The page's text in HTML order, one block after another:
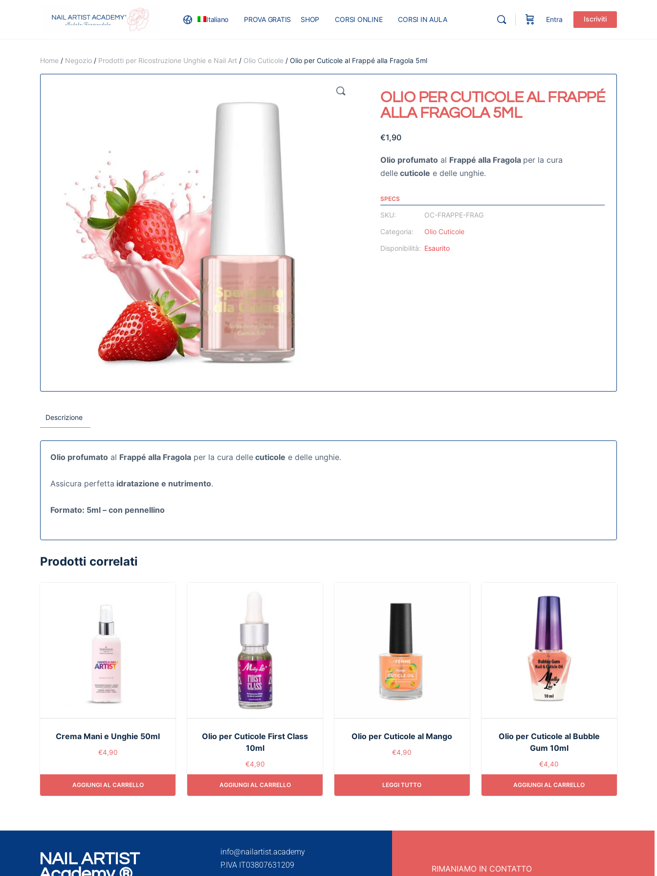
Italiano PROVA GRATIS SHOP CORSI ONLINE CORSI IN AULA
RECENSIONI MASTER BLOG
Entra Iscriviti
Home / Negozio / Prodotti per Ricostruzione Unghie e Nail Art / Olio Cuticole / Olio per Cuticole al Frappé alla Fragola 5ml
🔍
OLIO PER CUTICOLE AL FRAPPÉ
ALLA FRAGOLA 5ML
€1,90
Olio profumato al Frappé alla Fragola per la cura
delle cuticole e delle unghie.
SPECS
SKU:
OC-FRAPPE-FRAG
Categoria:
Olio Cuticole
Disponibilità: Esaurito
Descrizione
Olio profumato al Frappé alla Fragola per la cura delle cuticole e delle unghie.
Assicura perfetta idratazione e nutrimento.
Formato: 5ml – con pennellino
Prodotti correlati
Crema Mani e Unghie 50ml
€4,90
AGGIUNGI AL CARRELLO
Olio per Cuticole First Class
10ml
€4,90
AGGIUNGI AL CARRELLO
Olio per Cuticole al Mango
€4,90
LEGGI TUTTO
Olio per Cuticole al Bubble
Gum 10ml
€4,40
AGGIUNGI AL CARRELLO
NAIL ARTIST
info@nailartist.academy
P.IVA IT03807631209
RIMANIAMO IN CONTATTO